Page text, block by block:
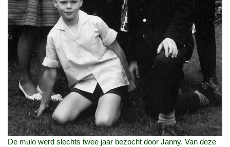
De mulo werd slechts twee jaar bezocht door Janny. Van deze